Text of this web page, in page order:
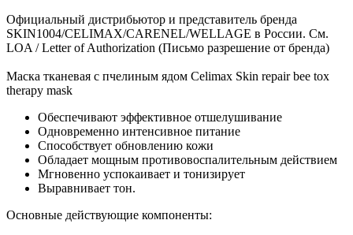
Официальный дистрибьютор и представитель бренда
SKIN1004/CELIMAX/CARENEL/WELLAGE в России. См.
LOA / Letter of Authorization (Письмо разрешение от бренда)
Маска тканевая с пчелиным ядом Celimax Skin repair bee tox
therapy mask
Обеспечивают эффективное отшелушивание
Одновременно интенсивное питание
Способствует обновлению кожи
Обладает мощным противовоспалительным действием
Мгновенно успокаивает и тонизирует
Выравнивает тон.
Основные действующие компоненты: